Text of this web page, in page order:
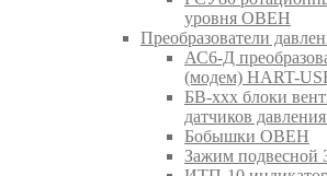
уровня ОВЕН
Преобразователи
АС6-Д
(модем) HART-
БВ-ххх блоки
датчиков
Бобышки ОВЕН
Зажим